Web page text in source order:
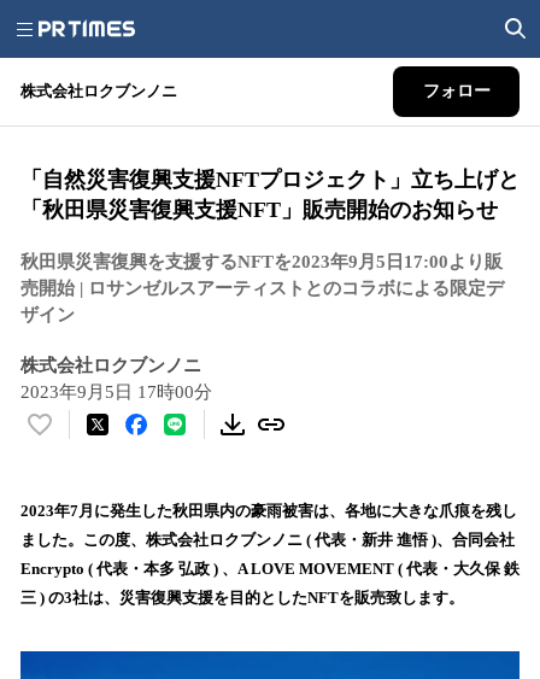
株式会社ロクブンノニ フォロー
「自然災害復興支援NFTプロジェクト」立ち上げと
「秋田県災害復興支援NFT」販売開始のお知らせ
秋田県災害復興を支援するNFTを2023年9月5日17:00より販
売開始 | ロサンゼルスアーティストとのコラボによる限定デ
ザイン
株式会社ロクブンノニ
2023年9月5日 17時00分
い
！
数
を
読
み
2023年7月に発生した秋田県内の豪雨被害は、各地に大きな爪痕を残し
ました。この度、株式会社ロクブンノニ ( 代表・新井 進悟 )、合同会社
Encrypto ( 代表・本多 弘政 ) 、A LOVE MOVEMENT ( 代表・大久保 鉄
三 ) の3社は、災害復興支援を目的としたNFTを販売致します。